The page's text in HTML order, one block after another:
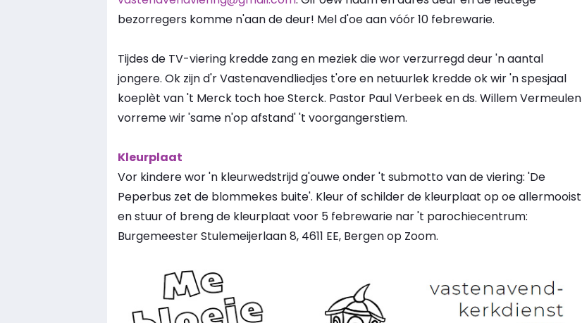
bezorregers komme n'aan de deur! Mel d'oe aan vóór 10 febrewarie.
Tijdes de TV-viering kredde zang en meziek die wor verzurregd deur 'n aantal
jongere. Ok zijn d'r Vastenavendliedjes t'ore en netuurlek kredde ok wir 'n spesjaal
koeplèt van 't Merck toch hoe Sterck. Pastor Paul Verbeek en ds. Willem Vermeulen
vorreme wir 'same n'op afstand' 't voorgangerstiem.
Kleurplaat
Vor kindere wor 'n kleurwedstrijd g'ouwe onder 't submotto van de viering: 'De
Peperbus zet de blommekes buite'. Kleur of schilder de kleurplaat op oe allermooist
en stuur of breng de kleurplaat voor 5 febrewarie nar 't parochiecentrum:
Burgemeester Stulemeijerlaan 8, 4611 EE, Bergen op Zoom.